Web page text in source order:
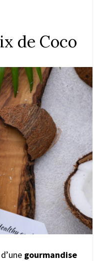
de Coco
gourmandise